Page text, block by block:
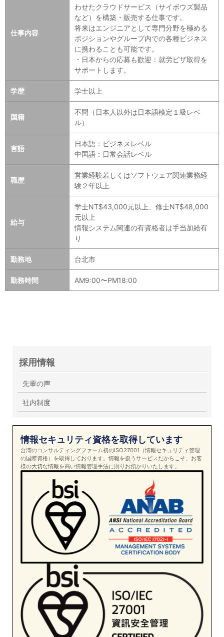
仕事内容
わせたクラウドサービス（サイボウズ製品
など）を構築・販売する仕事です。
将来はエンジニアとして専門分野を極める
ポジションやグループ内での各種ビジネス
に携わることも可能です。
・日本からの応募も歡迎：就労ビザ取得を
サポートします。
学歴 学士以上
国籍
不問（日本人以外は日本語検定１級レベ
ル）
言語
日本語：ビジネスレベル
中国語：日常会話レベル
職歴
営業経験若しくはソフトウェア関連業務経
験２年以上
給与
学士NT$43,000元以上、修士NT$48,000
元以上
情報システム関連の有資格者は手当加給有
り
勤務地 台北市
勤務時間 AM9:00〜PM18:00
採用情報
先輩の声
社内制度
情報セキュリティ資格を取得しています
台湾のコンサルティングファーム初のISO27001（情報セキュリティ管理
の国際資格）を取得しております。情報を扱うサービスだからこそ、お客
様の大切な情報を高い情報管理手法に則りお預かりいたします。